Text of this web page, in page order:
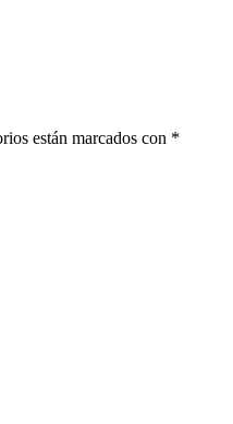
están marcados con *